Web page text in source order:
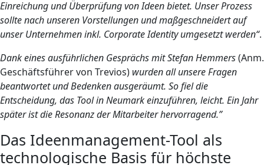
Einreichung und Überprüfung von Ideen bietet. Unser Prozess
sollte nach unseren Vorstellungen und maßgeschneidert auf
unser Unternehmen inkl. Corporate Identity umgesetzt werden“.
Dank eines ausführlichen Gesprächs mit Stefan Hemmers(Anm.
Geschäftsführer von Trevios) wurden all unsere Fragen
beantwortet und Bedenken ausgeräumt. So fiel die
Entscheidung, das Tool in Neumark einzuführen, leicht. Ein Jahr
später ist die Resonanz der Mitarbeiter hervorragend.”
Das Ideenmanagement-Tool als
technologische Basis für höchste